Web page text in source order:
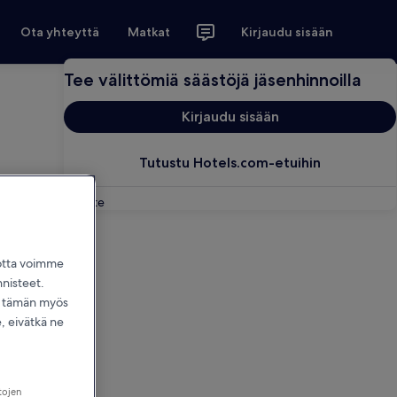
Ota yhteyttä Matkat Kirjaudu sisään
Tee välittömiä säästöjä jäsenhinnoilla
Kirjaudu sisään
Tutustu Hotels.com-etuihin
Palaute
voimme
myös
eivätkä ne